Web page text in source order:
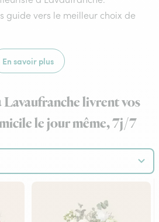
guide vers le meilleur choix de
En savoir plus
livrent vos
le jour même, 7j/7